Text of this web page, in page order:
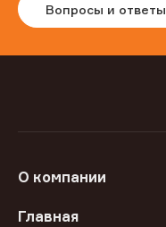
Вопросы и ответы
О компании
Главная